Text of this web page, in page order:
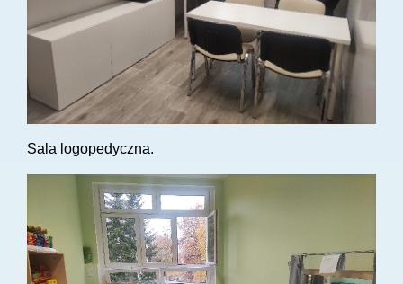
Sala logopedyczna.